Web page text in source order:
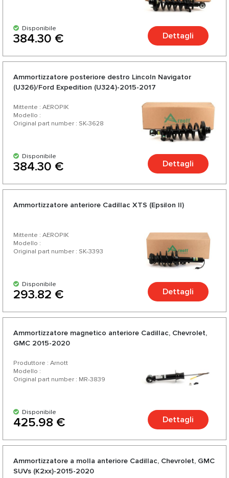
Disponibile
384.30 € Dettagli
Ammortizzatore posteriore destro Lincoln Navigator
(U326)/Ford Expedition (U324)-2015-2017
Mittente : AEROPIK
Modello :
Original part number : SK-3628
Disponibile
384.30 € Dettagli
Ammortizzatore anteriore Cadillac XTS (Epsilon II)
Mittente : AEROPIK
Modello :
Original part number : SK-3393
Disponibile
293.82 € Dettagli
Ammortizzatore magnetico anteriore Cadillac, Chevrolet,
GMC 2015-2020
Produttore : Arnott
Modello :
Original part number : MR-3839
Disponibile
425.98 € Dettagli
Ammortizzatore a molla anteriore Cadillac, Chevrolet, GMC
SUVs (K2xx)-2015-2020